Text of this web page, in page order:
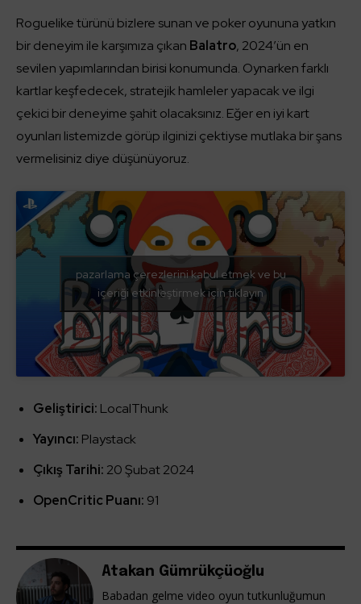
Roguelike türünü bizlere sunan ve poker oyununa yatkın
bir deneyim ile karşımıza çıkan Balatro, 2024’ün en
sevilen yapımlarından birisi konumunda. Oynarken farklı
kartlar keşfedecek, stratejik hamleler yapacak ve ilgi
çekici bir deneyime şahit olacaksınız. Eğer en iyi kart
oyunları listemizde görüp ilginizi çektiyse mutlaka bir şans
vermelisiniz diye düşünüyoruz.
pazarlama çerezlerini kabul etmek ve bu
içeriği etkinleştirmek için tıklayın
Geliştirici: LocalThunk
Yayıncı: Playstack
Çıkış Tarihi: 20 Şubat 2024
OpenCritic Puanı: 91
Atakan Gümrükçüoğlu
Babadan gelme video oyun tutkunluğumun